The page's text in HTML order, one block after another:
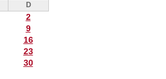
D
2
9
16
23
30